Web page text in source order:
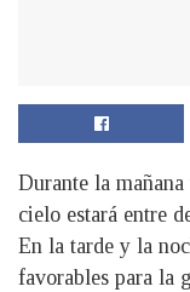
Durante la
cielo estará entre
En la tarde y la
favorables para la